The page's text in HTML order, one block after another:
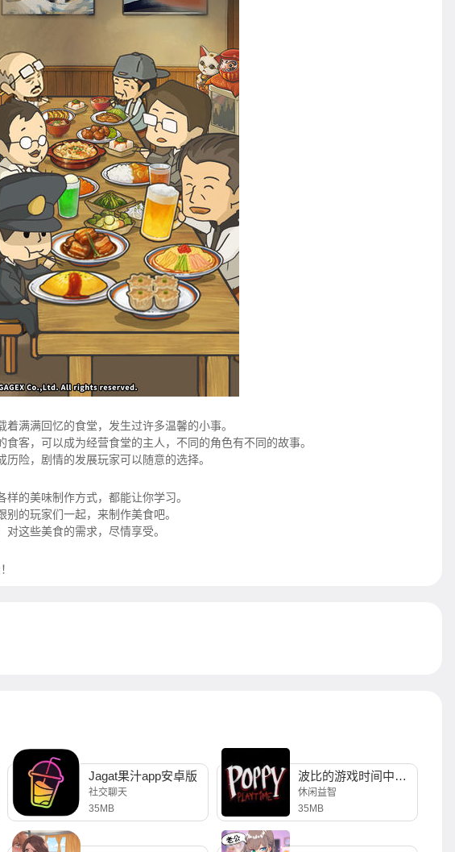
满满回忆的食堂，发生过许多温馨的小事。
客，可以成为经营食堂的主人，不同的角色有不同的故事。
险，剧情的发展玩家可以随意的选择。
的美味制作方式，都能让你学习。
的玩家们一起，来制作美食吧。
这些美食的需求，尽情享受。
Jagat果汁app安卓版
社交聊天
35MB
波比的游戏时间中文版
休闲益智
35MB